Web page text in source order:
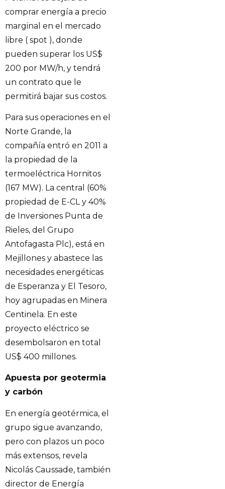
comprar energía a precio
marginal en el mercado
libre ( spot ), donde
pueden superar los US$
200 por MW/h, y tendrá
un contrato que le
permitirá bajar sus costos.
Para sus operaciones en el
Norte Grande, la
compañía entró en 2011 a
la propiedad de la
termoeléctrica Hornitos
(167 MW). La central (60%
propiedad de E-CL y 40%
de Inversiones Punta de
Rieles, del Grupo
Antofagasta Plc), está en
Mejillones y abastece las
necesidades energéticas
de Esperanza y El Tesoro,
hoy agrupadas en Minera
Centinela. En este
proyecto eléctrico se
desembolsaron en total
US$ 400 millones.
Apuesta por geotermia
y carbón
En energía geotérmica, el
grupo sigue avanzando,
pero con plazos un poco
más extensos, revela
Nicolás Caussade, también
director de Energía